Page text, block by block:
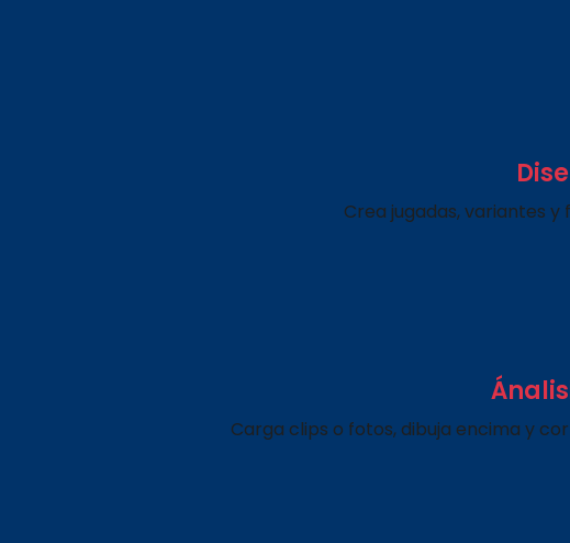
Crea jugadas, variantes
Carga clips o fotos, dibuja encima y